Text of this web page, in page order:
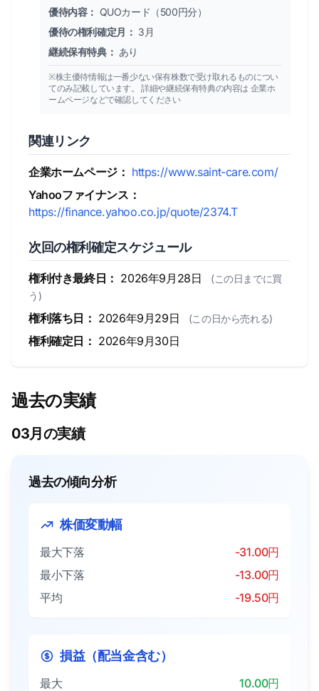
優待内容： QUOカード（500円分）
優待の権利確定月： 3月
継続保有特典： あり
※株主優待情報は一番少ない保有株数で受け取れるものについ
てのみ記載しています。 詳細や継続保有特典の内容は 企業ホ
ームページなどで確認してください
関連リンク
企業ホームページ： https://www.saint-care.com/
Yahooファイナンス：
https://finance.yahoo.co.jp/quote/2374.T
次回の権利確定スケジュール
権利付き最終日： 2026年9月28日
(この日までに買
う)
権利落ち日： 2026年9月29日 (この日から売れる)
権利確定日： 2026年9月30日
過去の実績
03月の実績
過去の傾向分析
株価変動幅
最大下落
-31.00円
最小下落
-13.00円
平均
-19.50円
損益（配当金含む）
最大
10.00円